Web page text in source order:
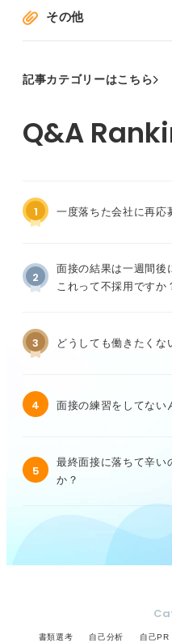
その他
記事カテゴリーはこちら
1 一度落ちた会社に再応
2
面接の結果は一週間後
これって不採用ですか
3 どうしても働きたくな
4 面接の練習をしてない
5
最終面接に落ちて辛い
か？
書類選考 自己分析 自己PR